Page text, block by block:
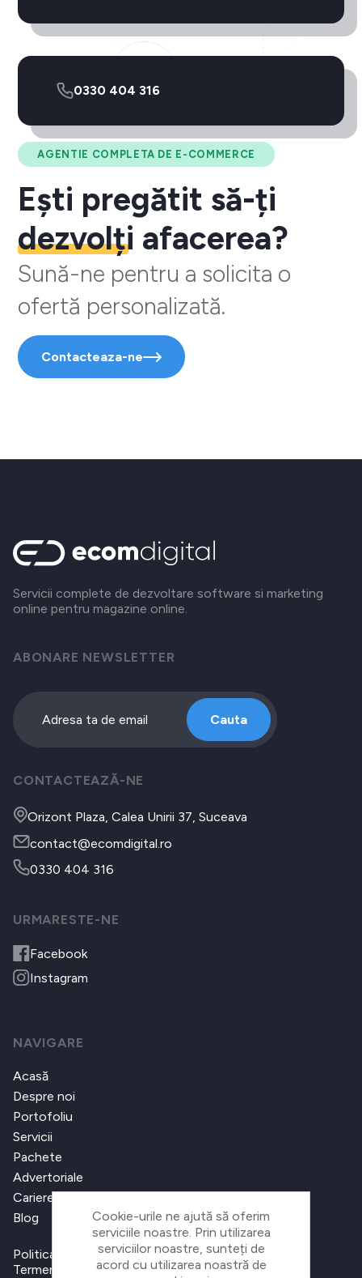
AGENTIE COMPLETA DE E-COMMERCE
Ești pregătit să-ți
dezvolți afacerea?
Sună-ne pentru a solicita o
ofertă personalizată.
Contacteaza-ne
0330 404 316
Servicii complete de dezvoltare software si marketing
online pentru magazine online.
ABONARE NEWSLETTER
Cauta
CONTACTEAZĂ-NE
Orizont Plaza, Calea Unirii 37, Suceava
contact@ecomdigital.ro
0330 404 316
URMARESTE-NE
Facebook
Instagram
NAVIGARE
Acasă
Despre noi
Portofoliu
Servicii
Pachete
Advertoriale
Cariere
Blog
Politica de confidențialitate
Termeni și condiții
Cookie-urile ne ajută să oferim
serviciile noastre. Prin utilizarea
serviciilor noastre, sunteți de
acord cu utilizarea noastră de